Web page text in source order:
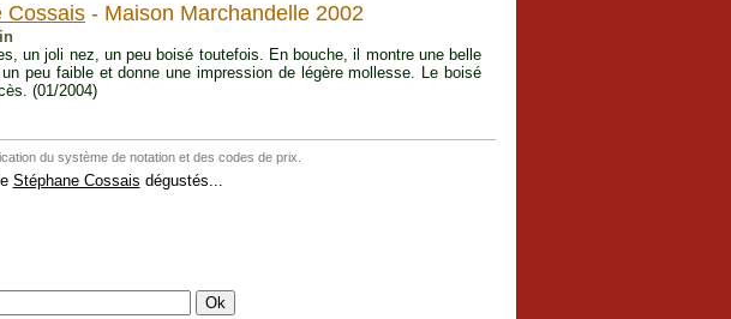
Cossais - Maison Marchandelle 2002
un joli nez, un peu boisé toutefois. En bouche, il montre une belle
peu faible et donne une impression de légère mollesse. Le boisé
(01/2004)
du système de notation et des codes de prix.
Stéphane Cossais dégustés...